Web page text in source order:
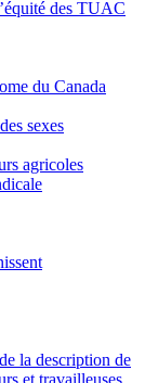
des TUAC
du Canada
sexes
agricoles
la description de
et travailleuses